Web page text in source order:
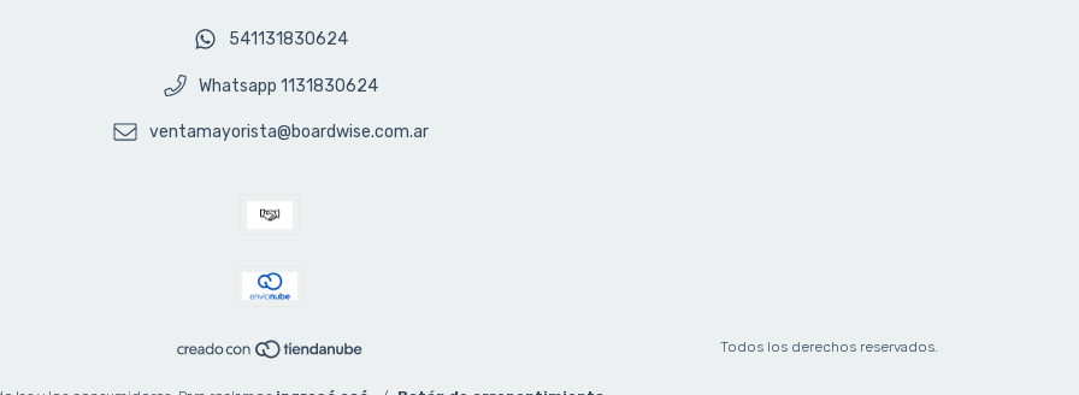
541131830624
Whatsapp 1131830624
ventamayorista@boardwise.com.ar
Todos los derechos reservados.